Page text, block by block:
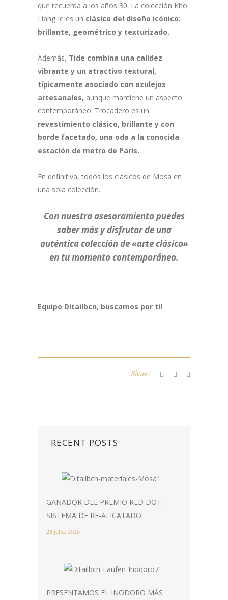
que recuerda a los años 30. La colección Kho
Liang Ie es un clásico del diseño icónico:
brillante, geométrico y texturizado.
Además, Tide combina una calidez
vibrante y un atractivo textural,
típicamente asociado con azulejos
artesanales, aunque mantiene un aspecto
contemporáneo. Trocadero es un
revestimiento clásico, brillante y con
borde facetado, una oda a la conocida
estación de metro de París.
En definitiva, todos los clásicos de Mosa en
una sola colección.
Con nuestra asesoramiento puedes
saber más y disfrutar de una
auténtica colección de «arte clásico»
en tu momento contemporáneo.
Equipo Ditailbcn, buscamos por ti!
Share:
RECENT POSTS
GANADOR DEL PREMIO RED DOT:
SISTEMA DE RE-ALICATADO.
28 julio, 2026
PRESENTAMOS EL INODORO MÁS